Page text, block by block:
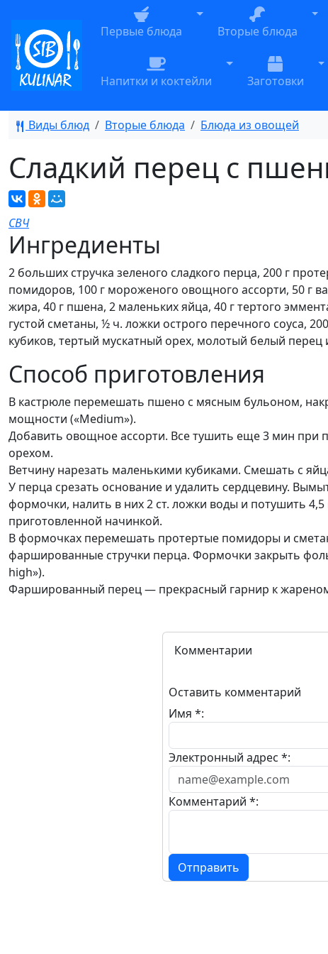
Первые блюда
Toggle Dropdown
Вторые блюда
Напитки и коктейли
Toggle Dropdown
Заготовки
Виды блюд Вторые блюда Блюда из овощей
Сладкий перец с
СВЧ
Ингредиенты
2 больших стручка зеленого сладкого перца, 200 г
помидоров, 100 г мороженого овощного ассорти, 50 г
жира, 40 г пшена, 2 маленьких яйца, 40 г тертого
густой сметаны, ½ ч. ложки острого перечного соуса,
кубиков, тертый мускатный орех, молотый белый перец
Способ приготовления
В кастрюле перемешать пшено с мясным бульоном,
мощности («Medium»).
Добавить овощное ассорти. Все тушить еще 3 мин при
орехом.
Ветчину нарезать маленькими кубиками. Смешать с
У перца срезать основание и удалить сердцевину.
формочки, налить в них 2 ст. ложки воды и потушить
приготовленной начинкой.
В формочках перемешать протертые помидоры и
фаршированные стручки перца. Формочки закрыть
high»).
Фаршированный перец — прекрасный гарнир к
Комментарии
Оставить комментарий
Имя *:
Электронный адрес *:
Комментарий *:
Отправить